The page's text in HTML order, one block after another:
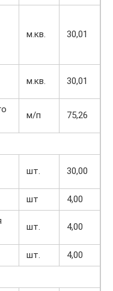
м.кв. 30,01
м.кв. 30,01
м/п 75,26
шт. 30,00
шт
4,00
шт. 4,00
шт.
4,00